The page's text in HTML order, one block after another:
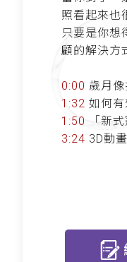
照看起來也
只要是你
顧的解決方
0:00 歲月
1:32 如何
1:50
「新
3:24 3D動